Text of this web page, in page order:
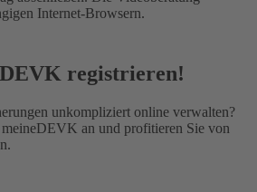
Internet-Browsern.
registrieren!
unkompliziert online verwalten?
an und profitieren Sie von